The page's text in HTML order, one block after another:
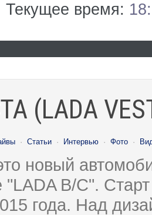
Текущее время:
(LADA
· Статьи · Интервью · Фото ·
новый
B/C".
года. Над